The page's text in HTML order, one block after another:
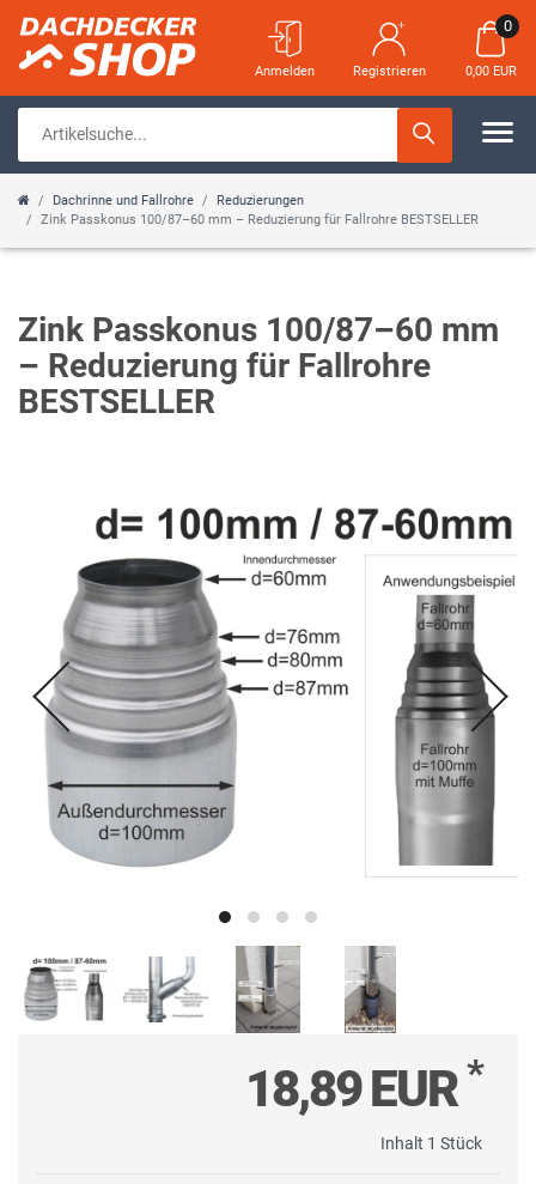
Anmelden Registrieren
0
0,00 EUR
Dachrinne und Fallrohre
Reduzierungen
Zink Passkonus 100/87–60 mm – Reduzierung für Fallrohre BESTSELLER
Zink Passkonus 100/87–60 mm
– Reduzierung für Fallrohre
BESTSELLER
18,89 EUR*
Inhalt 1 Stück